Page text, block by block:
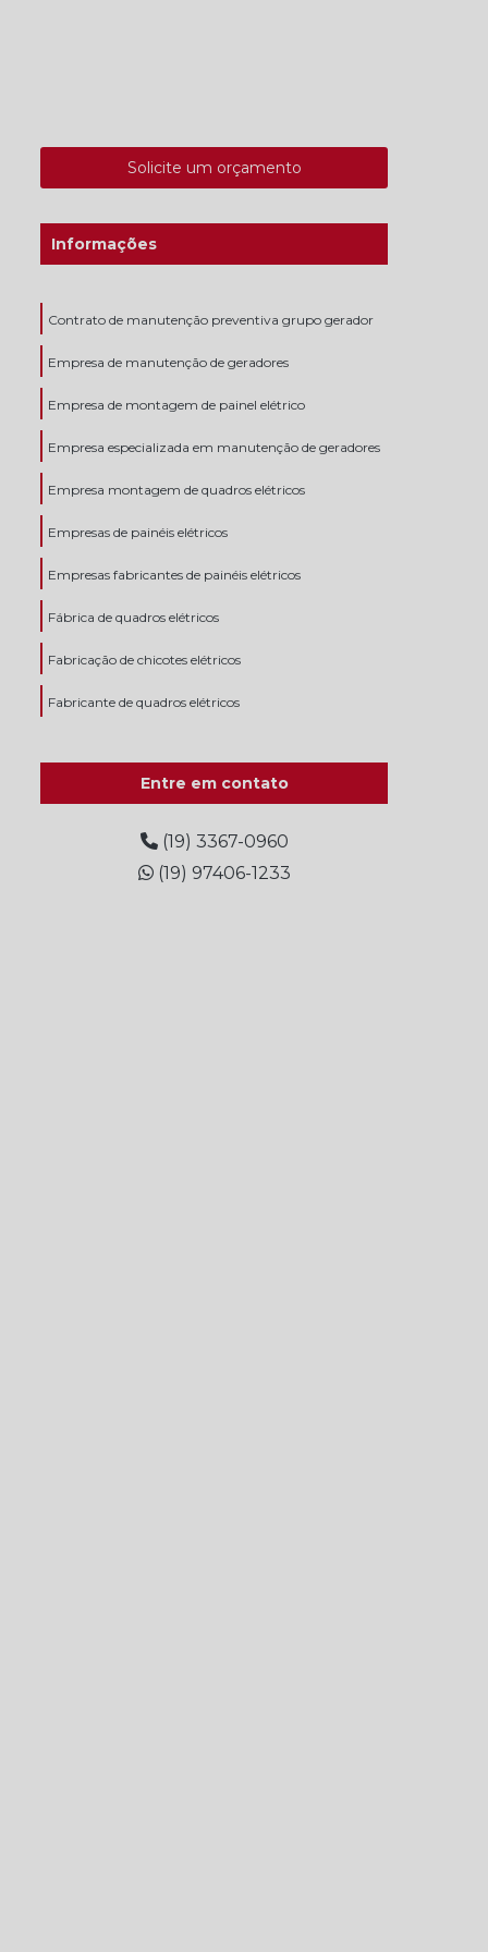
Solicite um orçamento
Informações
Contrato de manutenção preventiva grupo gerador
Empresa de manutenção de geradores
Empresa de montagem de painel elétrico
Empresa especializada em manutenção de geradores
Empresa montagem de quadros elétricos
Empresas de painéis elétricos
Empresas fabricantes de painéis elétricos
Fábrica de quadros elétricos
Fabricação de chicotes elétricos
Fabricante de quadros elétricos
Instalação de gerador de energia elétrica
Instalação de grupos geradores
Instalação gerador de energia
Entre em contato
(19) 3367-0960
(19) 97406-1233